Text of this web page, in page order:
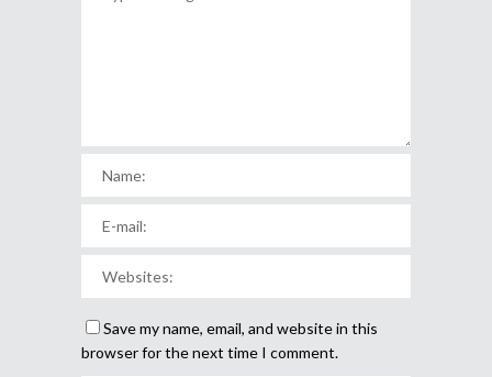
Save my name, email, and website in this
browser for the next time I comment.